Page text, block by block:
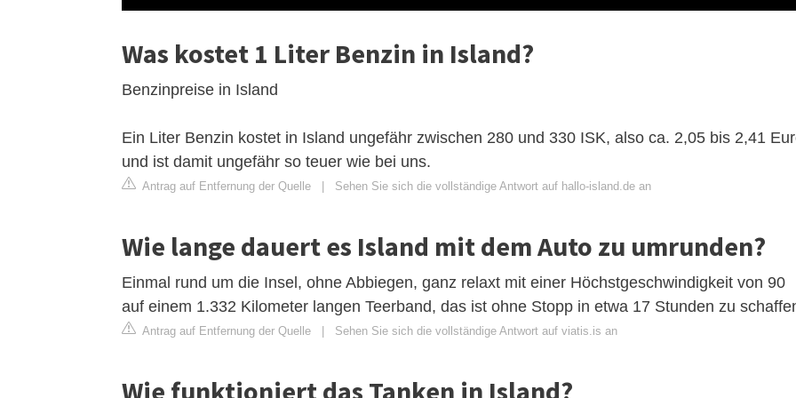
Was kostet 1 Liter Benzin in Island?
Benzinpreise in Island
Ein Liter Benzin kostet in Island ungefähr zwischen 280 und 330 ISK, also ca. 2,05 bis 2,41
und ist damit ungefähr so teuer wie bei uns.
Antrag auf Entfernung der Quelle | Sehen Sie sich die vollständige Antwort auf hallo-island.de an
Wie lange dauert es Island mit dem Auto zu umrunden?
Einmal rund um die Insel, ohne Abbiegen, ganz relaxt mit einer Höchstgeschwindigkeit von 90
auf einem 1.332 Kilometer langen Teerband, das ist ohne Stopp in etwa 17 Stunden zu
Antrag auf Entfernung der Quelle | Sehen Sie sich die vollständige Antwort auf viatis.is an
Wie funktioniert das Tanken in Island?